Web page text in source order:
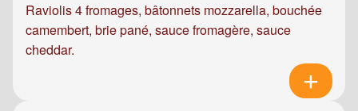
Raviolis 4 fromages, bâtonnets mozzarella, bouchée
camembert, brie pané, sauce fromagère, sauce
cheddar.